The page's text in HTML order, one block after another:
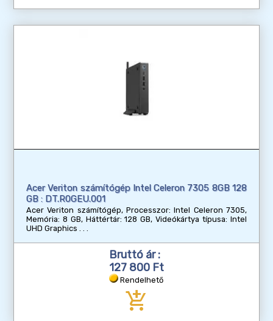
Acer Veriton számítógép Intel Celeron 7305 8GB 128
GB : DT.R0GEU.001
Acer Veriton számítógép, Processzor: Intel Celeron 7305,
Memória: 8 GB, Háttértár: 128 GB, Videókártya típusa: Intel
UHD Graphics
Bruttó ár :
127 800 Ft
Rendelhető
add_shopping_cart